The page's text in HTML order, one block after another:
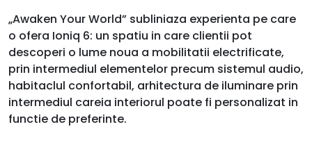
„Awaken Your World” subliniaza experienta pe care
o ofera Ioniq 6: un spatiu in care clientii pot
descoperi o lume noua a mobilitatii electrificate,
prin intermediul elementelor precum sistemul audio,
habitaclul confortabil, arhitectura de iluminare prin
intermediul careia interiorul poate fi personalizat in
functie de preferinte.